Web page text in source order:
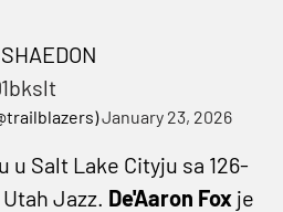
January 23, 2026
u Salt Lake Cityju sa 126-
Jazz. De'Aaron Fox je